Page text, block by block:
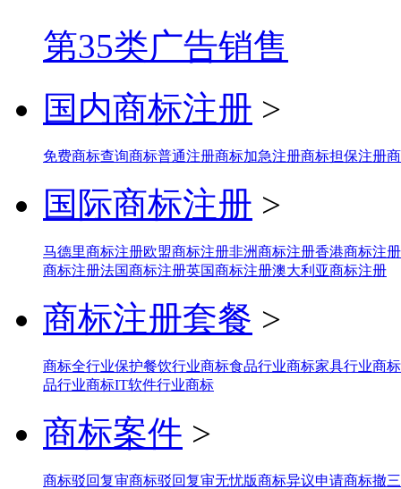
第35类广告销售
国内商标注册 >
免费商标查询商标普通注册商标加急注册商标担保注册
国际商标注册 >
马德里商标注册欧盟商标注册非洲商标注册香港商标注册
商标注册法国商标注册英国商标注册澳大利亚商标注册
商标注册套餐 >
商标全行业保护餐饮行业商标食品行业商标家具行业商标
品行业商标IT软件行业商标
商标案件 >
商标驳回复审商标驳回复审无忧版商标异议申请商标撤